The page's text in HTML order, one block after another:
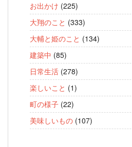
お出かけ (225)
大翔のこと (333)
大輔と姫のこと (134)
建築中 (85)
日常生活 (278)
楽しいこと (1)
町の様子 (22)
美味しいもの (107)